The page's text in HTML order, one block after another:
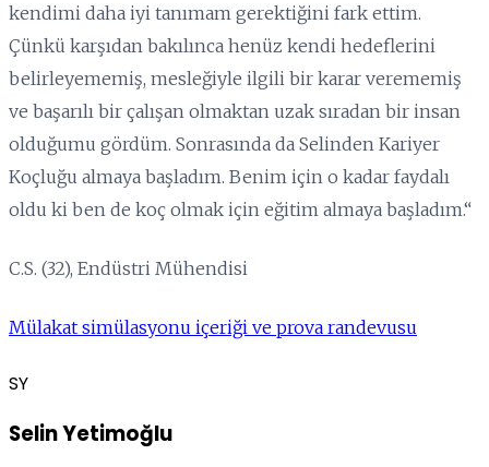
kendimi daha iyi tanımam gerektiğini fark ettim.
Çünkü karşıdan bakılınca henüz kendi hedeflerini
belirleyememiş, mesleğiyle ilgili bir karar verememiş
ve başarılı bir çalışan olmaktan uzak sıradan bir insan
olduğumu gördüm. Sonrasında da Selinden Kariyer
Koçluğu almaya başladım. Benim için o kadar faydalı
oldu ki ben de koç olmak için eğitim almaya başladım.“
C.S. (32), Endüstri Mühendisi
Mülakat simülasyonu içeriği ve prova randevusu
SY
Selin Yetimoğlu